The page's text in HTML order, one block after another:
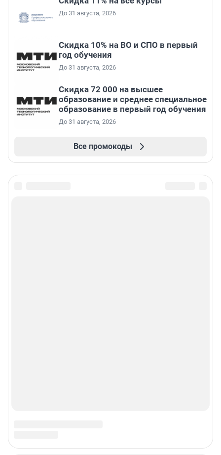
До 31 августа, 2026
Скидка 10% на ВО и СПО в первый
год обучения
До 31 августа, 2026
Скидка 72 000 на высшее
образование и среднее специальное
образование в первый год обучения
До 31 августа, 2026
Все промокоды